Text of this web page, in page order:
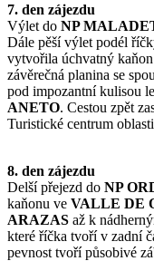
7. den zájezdu
Výlet do NP
Dále pěší výlet podél
vytvořila úchvatný kaňon
závěrečná planina se
pod impozantní kulisou
ANETO. Cestou zpět
Turistické centrum
8. den zájezdu
Delší přejezd do NP
kaňonu ve VALLE DE
ARAZAS až k
které říčka tvoří v zadní
pevnost tvoří působivé